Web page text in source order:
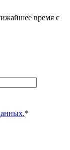
время с
*